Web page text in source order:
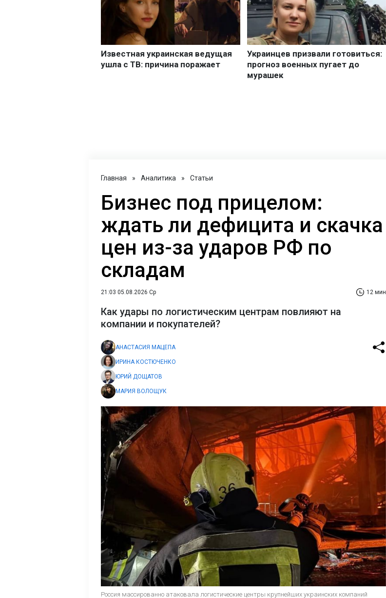
Главная » Аналитика » Статьи
Бизнес под прицелом:
ждать ли дефицита и скачка
цен из-за ударов РФ по
складам
21:03 05.08.2026 Ср 12 мин
Как удары по логистическим центрам повлияют на
компании и покупателей?
АНАСТАСИЯ МАЦЕПА
ИРИНА КОСТЮЧЕНКО
ЮРИЙ ДОЩАТОВ
МАРИЯ ВОЛОЩУК
Россия массированно атаковала логистические центры крупнейших украинских компаний